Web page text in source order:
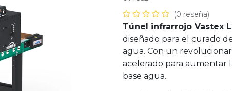
(0 reseña)
Túnel infrarrojo Vastex
diseñado para el curado
agua. Con un
acelerado para aumentar
base agua.